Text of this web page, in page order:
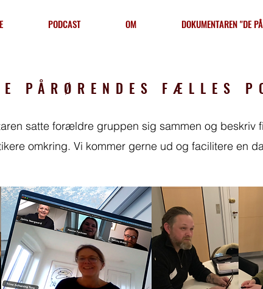
PODCAST OM DOKUMENTAREN "DE
PÅRØRENDES FÆLLES
satte forældre gruppen sig sammen og beskriv
omkring. Vi kommer gerne ud og facilitere en